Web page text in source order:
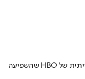
הרבה לפני "משחקי הכס": זו הסדרה השערורייתית של HBO שהשפיעה